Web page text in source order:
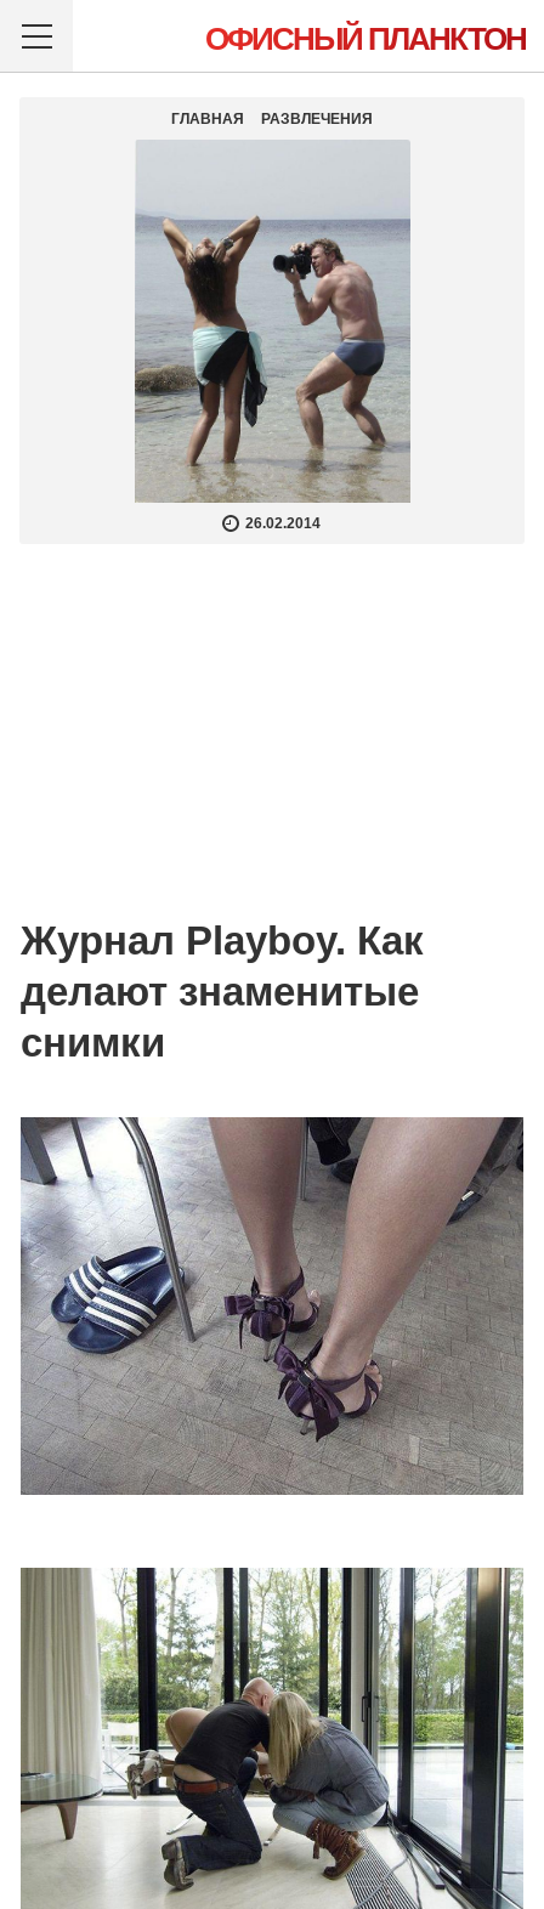
ОФИСНЫЙ ПЛАНКТОН
ГЛАВНАЯ РАЗВЛЕЧЕНИЯ
26.02.2014
Журнал Playboy. Как
делают знаменитые
снимки